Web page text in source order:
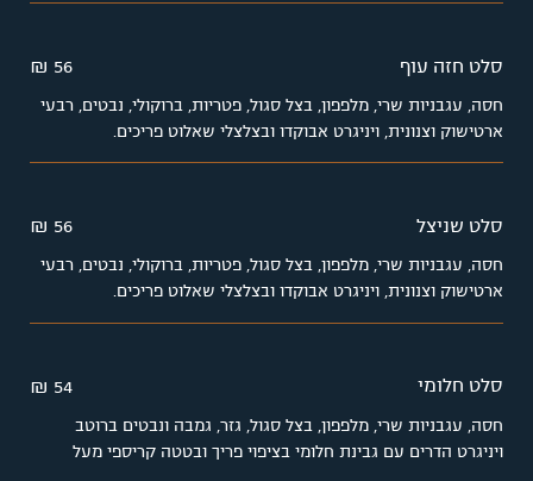
סלט חזה עוף 56 ₪
חסה, עגבניות שרי, מלפפון, בצל סגול, פטריות, ברוקולי, נבטים, רבעי
ארטישוק וצנונית, ויניגרט אבוקדו ובצלצלי שאלוט פריכים.
סלט שניצל 56 ₪
חסה, עגבניות שרי, מלפפון, בצל סגול, פטריות, ברוקולי, נבטים, רבעי
ארטישוק וצנונית, ויניגרט אבוקדו ובצלצלי שאלוט פריכים.
סלט חלומי 54 ₪
חסה, עגבניות שרי, מלפפון, בצל סגול, גזר, גמבה ונבטים ברוטב
ויניגרט הדרים עם גבינת חלומי בציפוי פריך ובטטה קריספי מעל